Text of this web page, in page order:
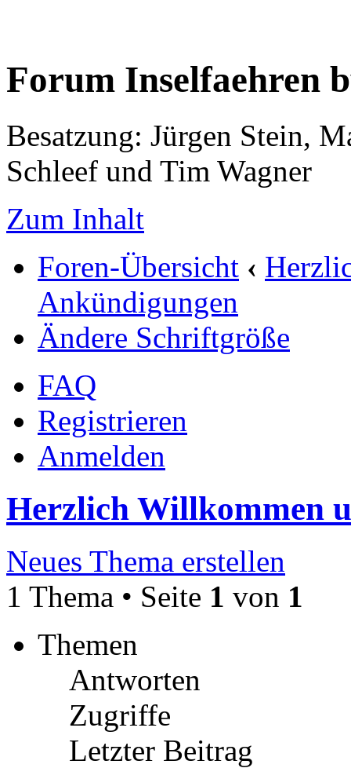
Forum Inselfaehren
Besatzung: Jürgen Stein,
Schleef und Tim Wagner
Zum Inhalt
Foren-Übersicht ‹
Ankündigungen
Ändere Schriftgröße
FAQ
Registrieren
Anmelden
Herzlich Willkommen
Neues Thema erstellen
1 Thema • Seite 1 von 1
Themen
Antworten
Zugriffe
Letzter Beitrag